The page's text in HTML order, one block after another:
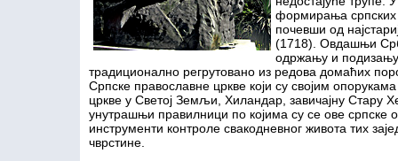
формирања српских
почевши од
(1718). Овдашњи
одржању и подизању
традиционално регрутовано из редова домаћих
Српске православне цркве који су својим
цркве у Светој Земљи, Хиландар, завичајну Стару
унутрашњи правилници по којима су се ове српске
инструменти контроле свакодневног живота тих
чврстине.